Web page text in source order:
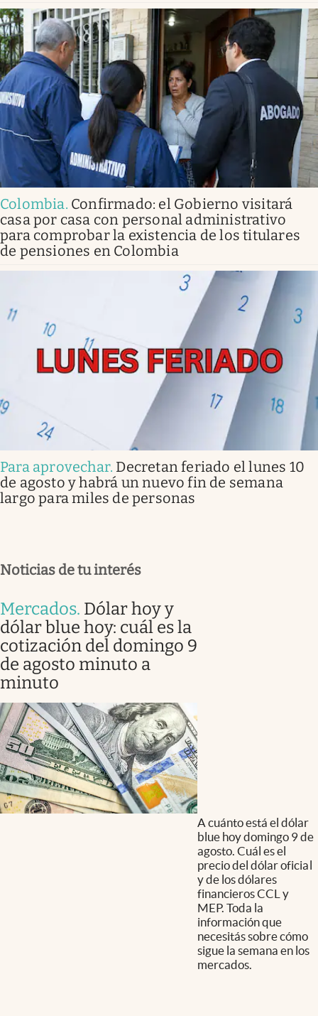
Colombia. Confirmado: el Gobierno visitará
casa por casa con personal administrativo
para comprobar la existencia de los titulares
de pensiones en Colombia
Para aprovechar. Decretan feriado el lunes 10
de agosto y habrá un nuevo fin de semana
largo para miles de personas
Noticias de tu interés
Mercados. Dólar hoy y
dólar blue hoy: cuál es la
cotización del domingo 9
de agosto minuto a
minuto
A cuánto está el dólar
blue hoy domingo 9 de
agosto. Cuál es el
precio del dólar oficial
y de los dólares
financieros CCL y
MEP. Toda la
información que
necesitás sobre cómo
sigue la semana en los
mercados.